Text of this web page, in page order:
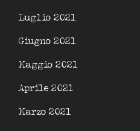
Luglio 2021
Giugno 2021
Maggio 2021
Aprile 2021
Marzo 2021